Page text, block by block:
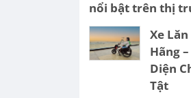
nổi bật trên thị
Xe
Hãng
Diện
Tật